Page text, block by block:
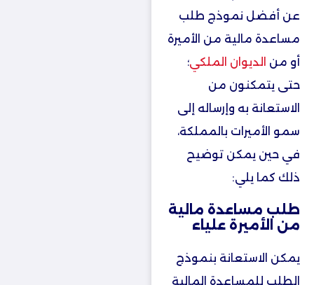
عن أفضل نموذج طلب
مساعدة مالية من الأميرة
أو من الديوان الملكي؛
حتى يتمكنون من
الاستعانة به وإرساله إلى
سمو الأميرات بالمملكة،
في حين يمكن توضيح
ذلك كما يلي:
طلب مساعدة مالية
من الأميرة علياء
يمكن الاستعانة بنموذج
الطلب للمساعدة المالية